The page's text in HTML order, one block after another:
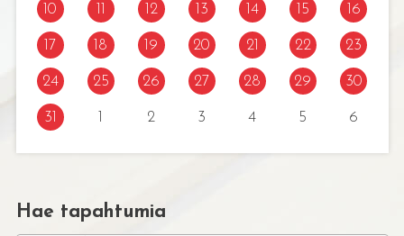
10 12 13 14 15 16
17 18 19 20 21 22 23
24 25 26 27 28 29 30
31 2 3 4 5 6
Hae tapahtumia